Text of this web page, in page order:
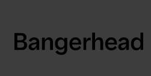
LinkedIn